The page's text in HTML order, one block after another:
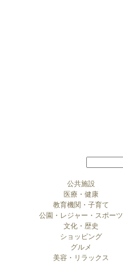
公共施設
医療・健康
教育機関・子育て
公園・レジャー・スポーツ
文化・歴史
ショッピング
グルメ
美容・リラックス